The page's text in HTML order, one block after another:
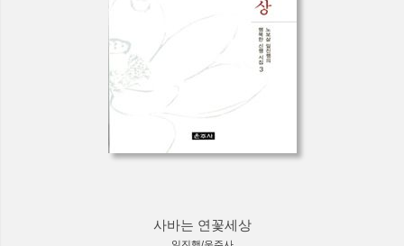
사바는 연꽃세상